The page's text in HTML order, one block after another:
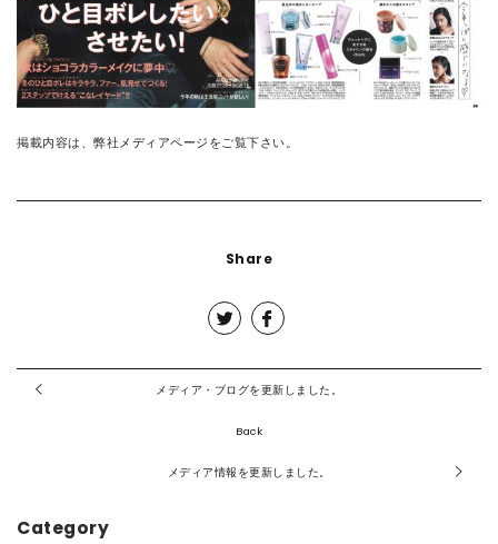
掲載内容は、弊社メディアページ をご覧下さい。
Share
メディア・ブログを更新しました。
Back
メディア情報を更新しました。
Category